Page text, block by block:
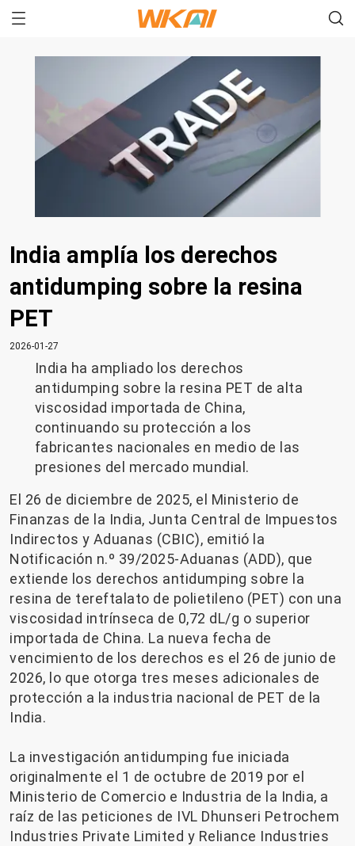
India amplía los derechos
antidumping sobre la resina
PET
2026-01-27
India ha ampliado los derechos
antidumping sobre la resina PET de alta
viscosidad importada de China,
continuando su protección a los
fabricantes nacionales en medio de las
presiones del mercado mundial.
El 26 de diciembre de 2025, el Ministerio de
Finanzas de la India, Junta Central de Impuestos
Indirectos y Aduanas (CBIC), emitió la
Notificación n.º 39/2025-Aduanas (ADD), que
extiende los derechos antidumping sobre la
resina de tereftalato de polietileno (PET) con una
viscosidad intrínseca de 0,72 dL/g o superior
importada de China. La nueva fecha de
vencimiento de los derechos es el 26 de junio de
2026, lo que otorga tres meses adicionales de
protección a la industria nacional de PET de la
India.
La investigación antidumping fue iniciada
originalmente el 1 de octubre de 2019 por el
Ministerio de Comercio e Industria de la India, a
raíz de las peticiones de IVL Dhunseri Petrochem
Industries Private Limited y Reliance Industries